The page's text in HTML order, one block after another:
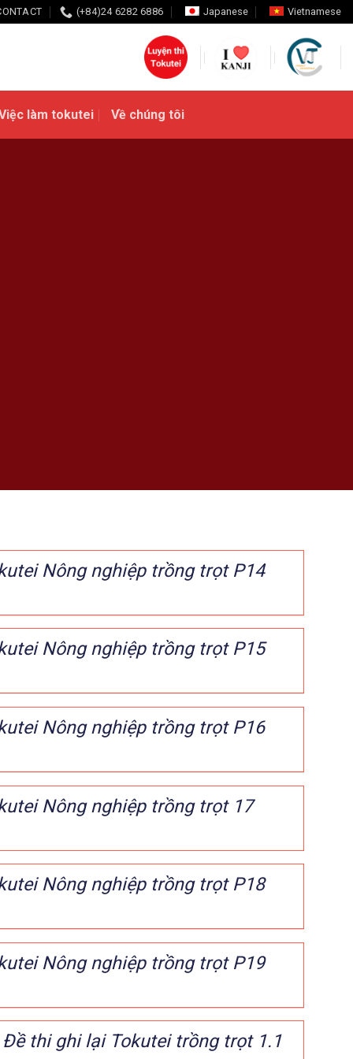
(+84)24 6282 6886 Japanese Vietnamese
làm tokutei Về chúng tôi
Nông nghiệp trồng trọt P14
Nông nghiệp trồng trọt P15
Nông nghiệp trồng trọt P16
Nông nghiệp trồng trọt 17
Nông nghiệp trồng trọt P18
Nông nghiệp trồng trọt P19
thi ghi lại Tokutei trồng trọt 1.1